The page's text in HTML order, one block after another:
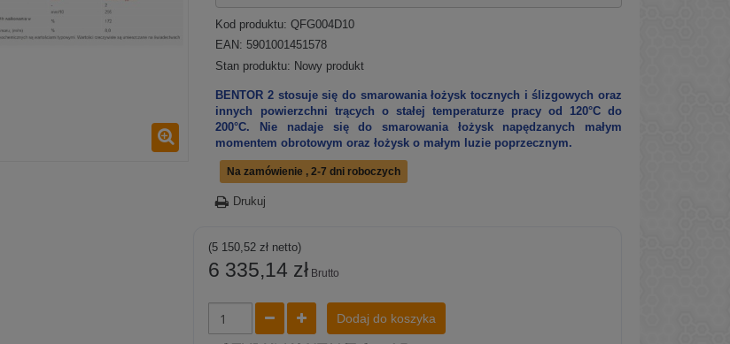
Kod produktu: QFG004D10
EAN: 5901001451578
Stan produktu: Nowy produkt
BENTOR 2 stosuje się do smarowania łożysk tocznych i ślizgowych oraz
innych powierzchni trących o stałej temperaturze pracy od 120°C do
200°C. Nie nadaje się do smarowania łożysk napędzanych małym
momentem obrotowym oraz łożysk o małym luzie poprzecznym.
Na zamówienie , 2-7 dni roboczych
Drukuj
(5 150,52 zł netto)
6 335,14 złBrutto
Dodaj do koszyka